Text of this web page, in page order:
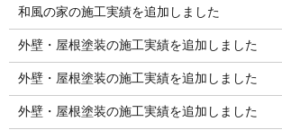
和風の家の施工実績を追加しました
外壁・屋根塗装の施工実績を追加しました
外壁・屋根塗装の施工実績を追加しました
外壁・屋根塗装の施工実績を追加しました